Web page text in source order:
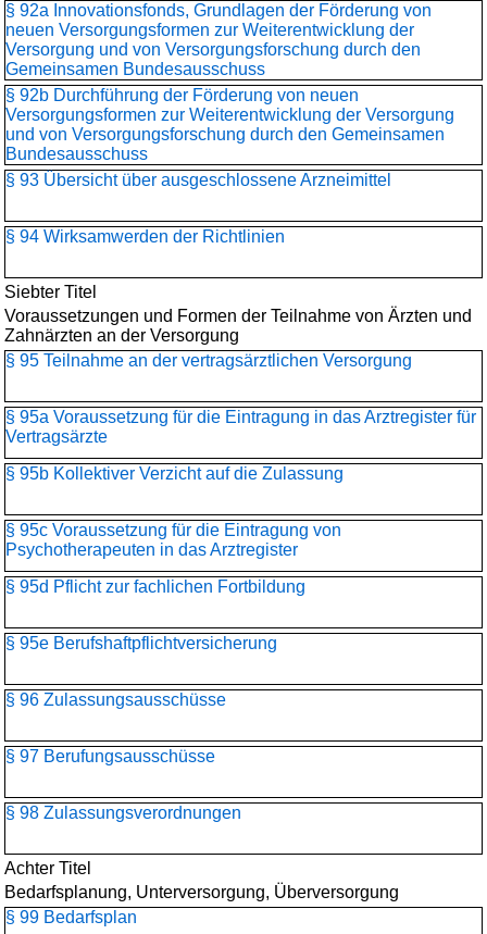
§ 92a Innovationsfonds, Grundlagen der Förderung von
neuen Versorgungsformen zur Weiterentwicklung der
Versorgung und von Versorgungsforschung durch den
Gemeinsamen Bundesausschuss
§ 92b Durchführung der Förderung von neuen
Versorgungsformen zur Weiterentwicklung der Versorgung
und von Versorgungsforschung durch den Gemeinsamen
Bundesausschuss
§ 93 Übersicht über ausgeschlossene Arzneimittel
§ 94 Wirksamwerden der Richtlinien
Siebter Titel
Voraussetzungen und Formen der Teilnahme von Ärzten und
Zahnärzten an der Versorgung
§ 95 Teilnahme an der vertragsärztlichen Versorgung
§ 95a Voraussetzung für die Eintragung in das Arztregister für
Vertragsärzte
§ 95b Kollektiver Verzicht auf die Zulassung
§ 95c Voraussetzung für die Eintragung von
Psychotherapeuten in das Arztregister
§ 95d Pflicht zur fachlichen Fortbildung
§ 95e Berufshaftpflichtversicherung
§ 96 Zulassungsausschüsse
§ 97 Berufungsausschüsse
§ 98 Zulassungsverordnungen
Achter Titel
Bedarfsplanung, Unterversorgung, Überversorgung
§ 99 Bedarfsplan